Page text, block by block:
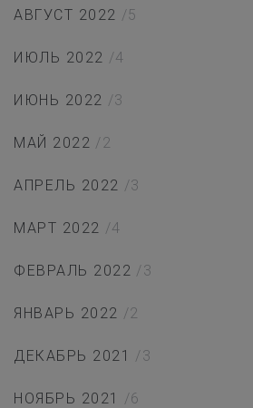
АВГУСТ 2022 /5
ИЮЛЬ 2022 /4
ИЮНЬ 2022 /3
МАЙ 2022 /2
АПРЕЛЬ 2022 /3
МАРТ 2022 /4
ФЕВРАЛЬ 2022 /3
ЯНВАРЬ 2022 /2
ДЕКАБРЬ 2021 /3
НОЯБРЬ 2021 /6